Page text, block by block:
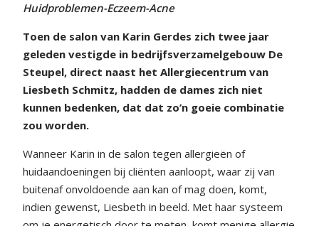
Huidproblemen-Eczeem-Acne
Toen de salon van Karin Gerdes zich twee jaar
geleden vestigde in bedrijfsverzamelgebouw De
Steupel, direct naast het Allergiecentrum van
Liesbeth Schmitz, hadden de dames zich niet
kunnen bedenken, dat dat zo’n goeie combinatie
zou worden.
Wanneer Karin in de salon tegen allergieën of
huidaandoeningen bij cliënten aanloopt, waar zij van
buitenaf onvoldoende aan kan of mag doen, komt,
indien gewenst, Liesbeth in beeld. Met haar systeem